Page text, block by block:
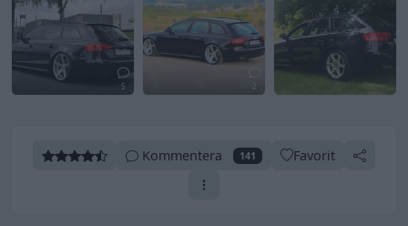
5 2
Kommentera 141 Favorit